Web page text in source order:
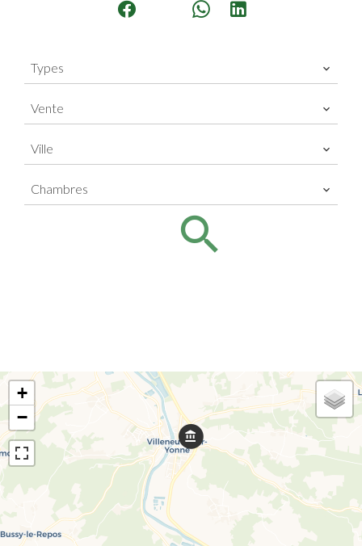
Types
Vente
Ville
Chambres
+
−